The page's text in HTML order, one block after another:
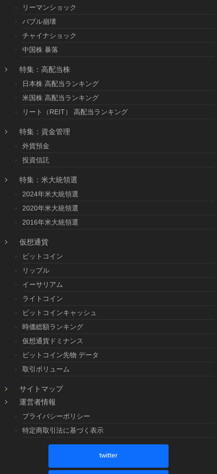
リーマンショック
バブル崩壊
チャイナショック
中国株 暴落
特集：高配当株
日本株 高配当ランキング
米国株 高配当ランキング
リート（REIT） 高配当ランキング
特集：資金管理
外貨預金
投資信託
特集：米大統領選
2024年米大統領選
2020年米大統領選
2016年米大統領選
仮想通貨
ビットコイン
リップル
イーサリアム
ライトコイン
ビットコインキャッシュ
時価総額ランキング
仮想通貨ドミナンス
ビットコイン先物 データ
取引ボリューム
サイトマップ
運営者情報
プライバシーポリシー
特定商取引法に基づく表示
twitter